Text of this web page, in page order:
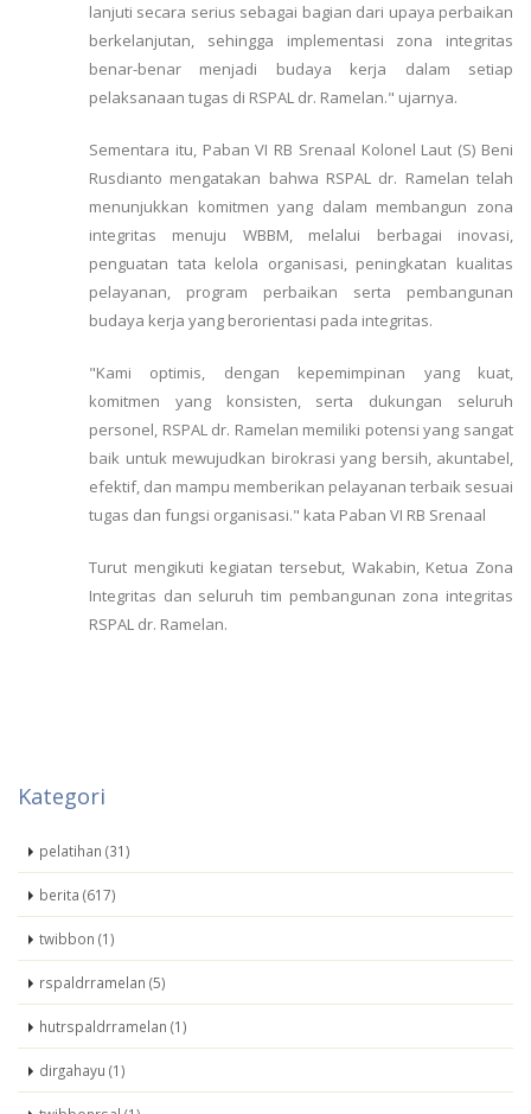
lanjuti secara serius sebagai bagian dari upaya perbaikan
berkelanjutan, sehingga implementasi zona integritas
benar-benar menjadi budaya kerja dalam setiap
pelaksanaan tugas di RSPAL dr. Ramelan." ujarnya.
Sementara itu, Paban VI RB Srenaal Kolonel Laut (S) Beni
Rusdianto mengatakan bahwa RSPAL dr. Ramelan telah
menunjukkan komitmen yang dalam membangun zona
integritas menuju WBBM, melalui berbagai inovasi,
penguatan tata kelola organisasi, peningkatan kualitas
pelayanan, program perbaikan serta pembangunan
budaya kerja yang berorientasi pada integritas.
"Kami optimis, dengan kepemimpinan yang kuat,
komitmen yang konsisten, serta dukungan seluruh
personel, RSPAL dr. Ramelan memiliki potensi yang sangat
baik untuk mewujudkan birokrasi yang bersih, akuntabel,
efektif, dan mampu memberikan pelayanan terbaik sesuai
tugas dan fungsi organisasi." kata Paban VI RB Srenaal
Turut mengikuti kegiatan tersebut, Wakabin, Ketua Zona
Integritas dan seluruh tim pembangunan zona integritas
RSPAL dr. Ramelan.
Kategori
pelatihan (31)
berita (617)
twibbon (1)
rspaldrramelan (5)
hutrspaldrramelan (1)
dirgahayu (1)